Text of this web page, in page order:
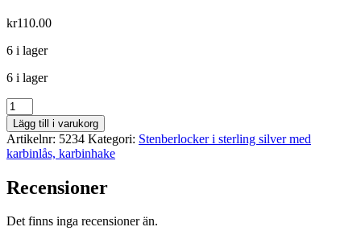
kr110.00
6 i lager
6 i lager
Berlock
med
karbinlås
-
Frukt/Jordgubbe/Glas/3d
Lägg till i varukorg
Artikelnr: 5234 Kategori: Stenberlocker i sterling silver med
karbinlås, karbinhake
Recensioner
Det finns inga recensioner än.